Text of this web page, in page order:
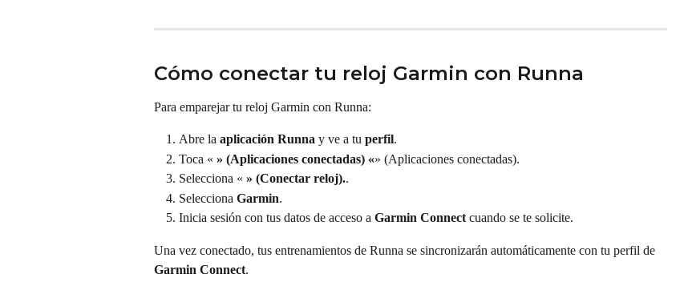
Cómo conectar tu reloj Garmin con Runna
Para emparejar tu reloj Garmin con Runna:
Abre la aplicación Runna y ve a tu perfil.
Toca « » (Aplicaciones conectadas) «» (Aplicaciones conectadas).
Selecciona « » (Conectar reloj)..
Selecciona Garmin.
Inicia sesión con tus datos de acceso a Garmin Connect cuando se te solicite.
Una vez conectado, tus entrenamientos de Runna se sincronizarán automáticamente con tu perfil de
Garmin Connect.